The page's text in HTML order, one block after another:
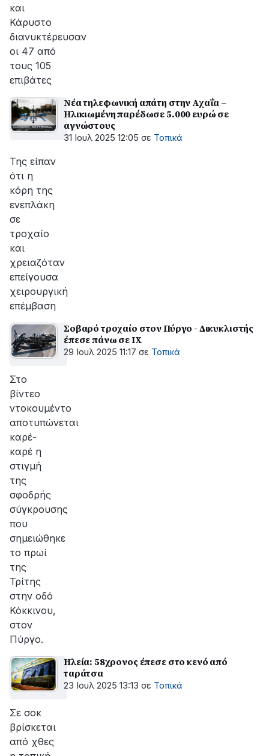
και
Κάρυστο
διανυκτέρευσαν
οι 47 από
τους 105
επιβάτες
Νέα τηλεφωνική απάτη στην Αχαΐα –
Ηλικιωμένη παρέδωσε 5.000 ευρώ σε
αγνώστους
31 Ιουλ 2025 12:05 σε Τοπικά
Της είπαν
ότι η
κόρη της
ενεπλάκη
σε
τροχαίο
και
χρειαζόταν
επείγουσα
χειρουργική
επέμβαση
Σοβαρό τροχαίο στον Πύργο - Δικυκλιστής
έπεσε πάνω σε ΙΧ
29 Ιουλ 2025 11:17 σε Τοπικά
Στο
βίντεο
ντοκουμέντο
αποτυπώνεται
καρέ-
καρέ η
στιγμή
της
σφοδρής
σύγκρουσης
που
σημειώθηκε
το πρωί
της
Τρίτης
στην οδό
Κόκκινου,
στον
Πύργο.
Ηλεία: 58χρονος έπεσε στο κενό από
ταράτσα
23 Ιουλ 2025 13:13 σε Τοπικά
Σε σοκ
βρίσκεται
από χθες